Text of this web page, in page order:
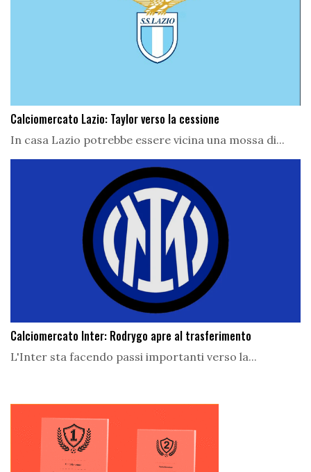
Calciomercato Lazio: Taylor verso la cessione
In casa Lazio potrebbe essere vicina una mossa di...
Calciomercato Inter: Rodrygo apre al trasferimento
L'Inter sta facendo passi importanti verso la...